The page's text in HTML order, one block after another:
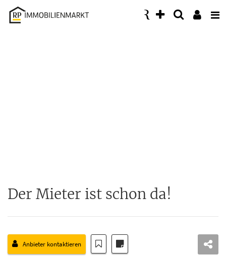
Accessibility
Modus
Der Mieter ist schon da!
Anbieter kontaktieren